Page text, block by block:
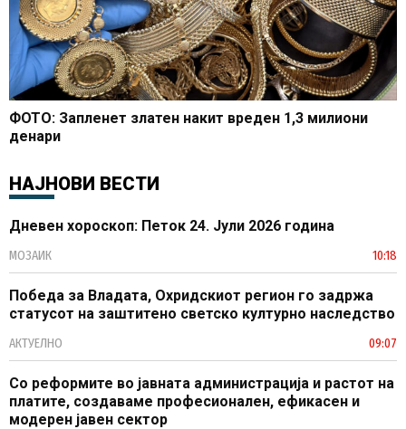
ФОТО: Запленет златен накит вреден 1,3 милиони
денари
НАЈНОВИ ВЕСТИ
Дневен хороскоп: Петок 24. Јули 2026 година
МОЗАИК 10:18
Победа за Владата, Охридскиот регион го задржа
статусот на заштитено светско културно наследство
АКТУЕЛНО 09:07
Со реформите во јавната администрација и растот на
платите, создаваме професионален, ефикасен и
модерен јавен сектор